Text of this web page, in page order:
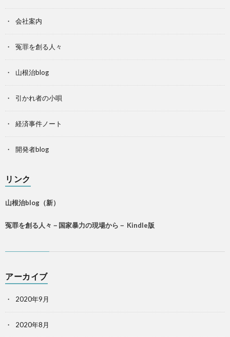
会社案内
冤罪を創る人々
山根治blog
引かれ者の小唄
経済事件ノート
開発者blog
リンク
山根治blog（新）
冤罪を創る人々－国家暴力の現場から－ Kindle版
アーカイブ
2020年9月
2020年8月